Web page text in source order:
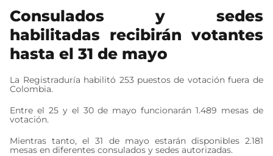
Consulados y sedes
habilitadas recibirán votantes
hasta el 31 de mayo
La Registraduría habilitó 253 puestos de votación fuera de
Colombia.
Entre el 25 y el 30 de mayo funcionarán 1.489 mesas de
votación.
Mientras tanto, el 31 de mayo estarán disponibles 2.181
mesas en diferentes consulados y sedes autorizadas.